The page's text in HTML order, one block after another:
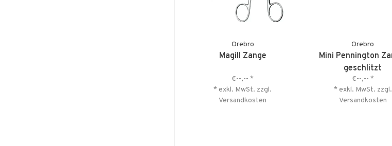
Orebro
Magill Zange
€--,-- *
* exkl. MwSt. zzgl.
Versandkosten
Orebro
Mini Pennington Zange,
geschlitzt
€--,-- *
* exkl. MwSt. zzgl.
Versandkosten